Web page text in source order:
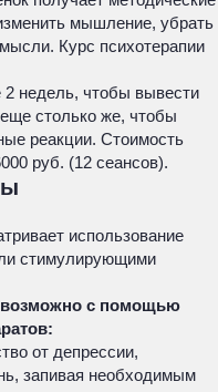
мышление, убрать
Курс психотерапии
недель, чтобы вывести
еще столько же, чтобы
реакции. Стоимость
руб. (12 сеансов).
использование
стимулирующими
возможно с помощью
от депрессии,
запивая необходимым